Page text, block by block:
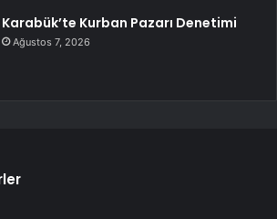
Karabük’te Kurban Pazarı Denetimi
Ağustos 7, 2026